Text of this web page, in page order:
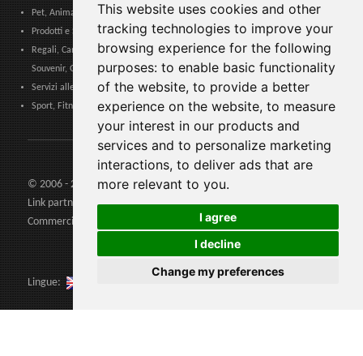
This website uses cookies and other
tracking technologies to improve your
browsing experience for the following
purposes: to enable basic functionality
of the website, to provide a better
experience on the website, to measure
your interest in our products and
services and to personalize marketing
interactions, to deliver ads that are
more relevant to you.
I agree
I decline
Change my preferences
Pet, Animali, Veterinario
Prodotti e Servizi per Comunità, Pubbliche Amministrazioni ed Enti Locali
Regali, Cancelleria, Cartoleria, Articoli Tabacco, Sigarette elettroniche,
Souvenir, Giocattoli
Servizi alle Imprese, Logistica, Sicurezza Lavoro, Certificazioni, Formazione
Sport, Fitness, Tempo Libero. Prodotti, Materiali e Attrezzature
© 2006 - 2026 Agents24 - Partita Iva: IT03479460739
Link partners:
Agents24.com| QuiVenditori.com -Agenti di
Commercio
Lingue: